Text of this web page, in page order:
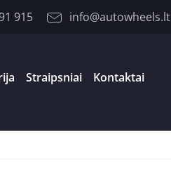
915 info@autowheels.lt
Straipsniai Kontaktai